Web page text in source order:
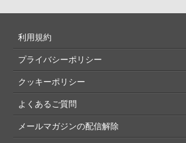
利用規約
プライバシーポリシー
クッキーポリシー
よくあるご質問
メールマガジンの配信解除